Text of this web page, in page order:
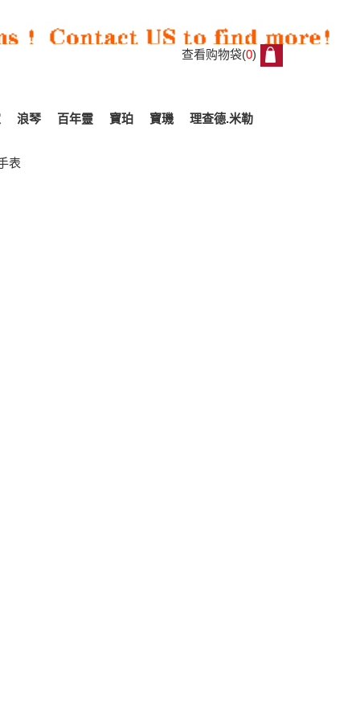
查看购物袋(0)
浪琴 百年靈 寶珀 寶璣 理查德.米勒
表